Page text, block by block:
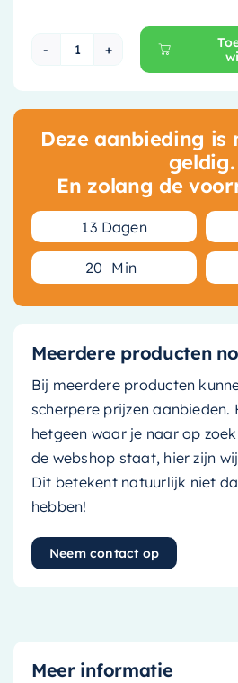
Hotbath Cobber X
Deze aanbieding
geldig.
En zolang de
13 Dagen
20 Min
Meerdere producten
Bij meerdere producten
scherpere prijzen aanbieden.
hetgeen waar je naar op
de webshop staat, hier zijn
Dit betekent natuurlijk niet
hebben!
Neem contact op
Meer informatie